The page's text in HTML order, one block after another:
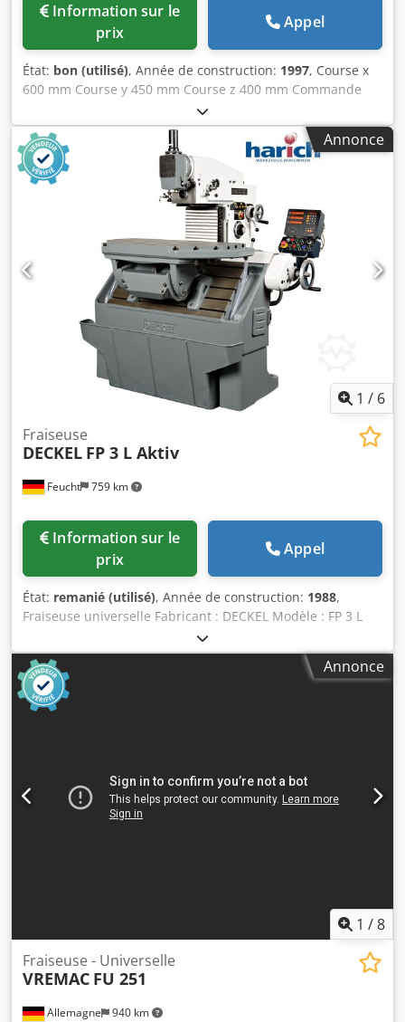
prix
Appel
État: bon (utilisé), Année de construction: 1997, Course x
600 mm Course y 450 mm Course z 400 mm Commande
Heidenhain 430 ITNC Porte-outil SK 40 Tension de
fonctionnement 400 V Tension de commande 24 V Poids de
la machine env. 6 t - Heures de fonctionnement : 48 690 -
Heures broche : 13 465 - Charge max. sur la table : 1 000
kg - Poids de la machine : 6 000 kg - inclus porte-outils –
SK40 - inclus toute la documentation - inclus manuel de
programmation – Heidenhain - inclus 1 étau de machine
Cedswbi A Depfx Aiysrf - inclus brides de serrage
Annonce
1 / 6
Feucht 759 km
Fraiseuse
DECKEL FP 3 L Aktiv
prix
Appel
État: remanié (utilisé), Année de construction: 1988,
Fraiseuse universelle Fabricant : DECKEL Modèle : FP 3 L
Aktiv Année de fabrication : inconnue – remise à neuf,
repeinte RAL 7035 gris clair / RAL 7012 gris basalte RAL
5008 gris-bleu Numéro de machine : 2302-2319 Type de
tête de fraisage : 2271 Numéro de tête de fraisage : 700-
0883 Avec garantie Contrôle géométrique avec protocole
avec filetage de serrage S 20 x 2 - Lubrification centralisée,
électrique Crjdjh Rv U Espfx Aiyof - Installation de
refroidissement - Manuel d’utilisation - Installation
Annonce
1 /8
Allemagne 940 km
Fraiseuse - Universelle
VREMAC FU 251